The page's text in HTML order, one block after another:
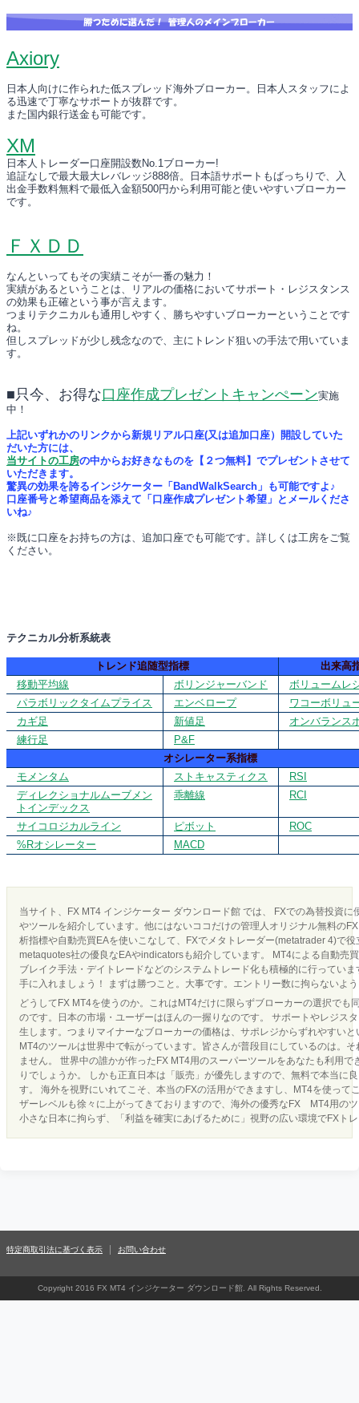
Axiory
日本人向けに作られた低スプレッド海外ブローカー。日本人スタッフによ
る迅速で丁寧なサポートが抜群です。
また国内銀行送金も可能です。
XM
日本人トレーダー口座開設数No.1ブローカー!
追証なしで最大最大レバレッジ888倍。日本語サポートもばっちりで、入
出金手数料無料で最低入金額500円から利用可能と使いやすいブローカー
です。
ＦＸＤＤ
なんといってもその実績こそが一番の魅力！
実績があるということは、リアルの価格においてサポート・レジスタンス
の効果も正確という事が言えます。
つまりテクニカルも通用しやすく、勝ちやすいブローカーということです
ね。
但しスプレッドが少し残念なので、主にトレンド狙いの手法で用いていま
す。
■只今、お得な口座作成プレゼントキャンぺーン実施
中！
上記いずれかのリンクから新規リアル口座(又は追加口座）開設していた
だいた方には、
当サイトの工房の中からお好きなものを【２つ無料】でプレゼントさせて
いただきます。
驚異の効果を誇るインジケーター「BandWalkSearch」も可能ですよ♪
口座番号と希望商品を添えて「口座作成プレゼント希望」とメールくださ
いね♪
※既に口座をお持ちの方は、追加口座でも可能です。詳しくは工房をご覧
ください。
テクニカル分析系統表
トレンド追随型指標
出来高
移動平均線
ボリンジャーバンド
ボリュームレ
パラボリックタイムプライス
エンベロープ
ワコーボリュ
カギ足
新値足
オンバランス
練行足
P&F
オシレーター系指標
モメンタム
ストキャスティクス
RSI
ディレクショナルムーブメン
トインデックス
乖離線 RCI
サイコロジカルライン ピボット
ROC
%Rオシレーター
MACD
当サイト、FX MT4 インジケーター ダウンロード館 では、 FXでの為替投資
やツールを紹介しています。他にはないココだけの管理人オリジナル無料の
析指標や自動売買EAを使いこなして、FXでメタトレーダー(metatrader 4)で
metaquotes社の優良なEAやindicatorsも紹介しています。 MT4による自動売
ブレイク手法・デイトレードなどのシステムトレード化も積極的に行ってい
手に入れましょう！ まずは勝つこと。大事です。エントリー数に拘らないよ
どうしてFX MT4を使うのか。これはMT4だけに限らずブローカーの選択でも
のです。日本の市場・ユーザーはほんの一握りなのです。 サポートやレジス
生します。つまりマイナーなブローカーの価格は、サポレジからずれやすい
MT4のツールは世界中で転がっています。皆さんが普段目にしているのは。
ません。 世界中の誰かが作ったFX MT4用のスーパーツールをあなたも利用
りでしょうか。 しかも正直日本は「販売」が優先しますので、無料で本当に
す。 海外を視野にいれてこそ、本当のFXの活用ができますし、MT4を使って
ザーレベルも徐々に上がってきておりますので、海外の優秀なFX MT4用の
小さな日本に拘らず、「利益を確実にあげるために」視野の広い環境でFXト
特定商取引法に基づく表示 お問い合わせ
Copyright 2016 FX MT4 インジケーター ダウンロード館. All Rights Reserved.